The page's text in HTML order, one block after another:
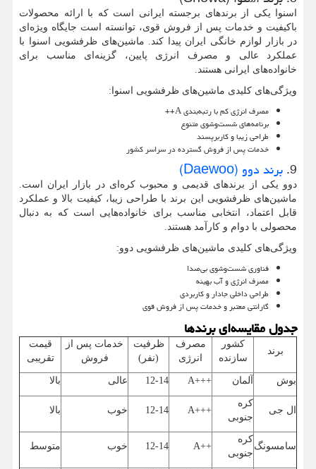
اسنوا یکی از برندهای برجسته ایرانی است که با ارائه محصولات
باکیفیت و خدمات پس از فروش قوی، توانسته است جایگاه ویژه‌ای
در بازار لوازم خانگی ایران پیدا کند. ماشین‌های ظرفشویی اسنوا با
عملکرد عالی و مصرف انرژی پایین، گزینه‌ای مناسب برای
خانواده‌های ایرانی هستند.
ویژگی‌های کلیدی ماشین‌های ظرفشویی اسنوا:
مصرف انرژی کم با رتبه‌بندیA
++
برنامه‌های شست‌وشوی متنوع
طراحی زیبا و کاربرپسند
خدمات پس از فروش گسترده در سراسر کشور
9. برند دوو (Daewoo)
دوو یکی از برندهای قدیمی و محبوب کره‌ای در بازار ایران است.
ماشین‌های ظرفشویی این برند با طراحی زیبا، کیفیت بالا و عملکرد
قابل اعتماد، انتخابی مناسب برای خانواده‌هایی است که به دنبال
محصولی با دوام و کارآمد هستند.
ویژگی‌های کلیدی ماشین‌های ظرفشویی دوو:
فناوری شست‌وشوی بی‌صدا
مصرف انرژی و آب بهینه
طراحی داخلی جادار و کاربردی
گارانتی معتبر و خدمات پس از فروش قوی
جدول مقایسه‌ای برندها
برند
کشور
سازنده
مصرف
انرژی
ظرفیت
(نفر)
خدمات پس از
فروش
قیمت
تقریبی
بوش آلمان A+++
12-14 عالی بالا
ال جی
کره
جنوبی
A+++
12-14 خوب بالا
سامسونگ
کره
جنوبی
A++
12-14 خوب متوسط